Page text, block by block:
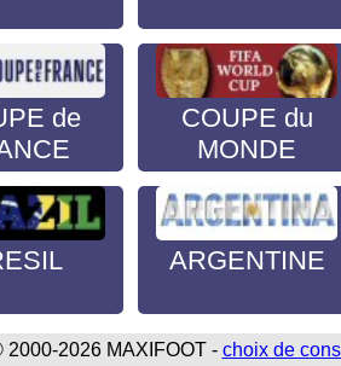
de
COUPE du
MONDE
ARGENTINE
2000-2026 MAXIFOOT - choix de